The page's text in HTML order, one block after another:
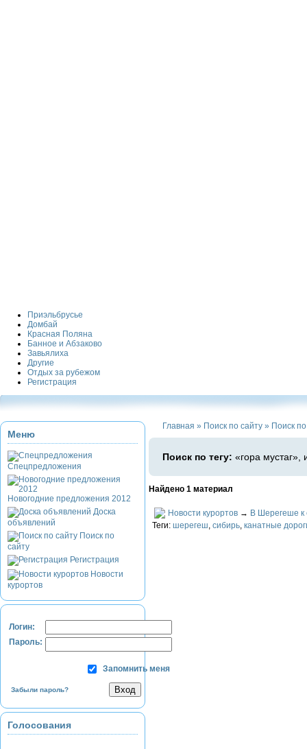
Приэльбрусье
Домбай
Красная Поляна
Банное и Абзаково
Завьялиха
Другие
Отдых за рубежом
Регистрация
Меню
Спецпредложения
Новогодние предложения 2012
Доска
объявлений
Поиск по
сайту
Регистрация
Новости
курортов
Логин:
Пароль:
Запомнить меня
Забыли пароль?
Голосования
Главная » Поиск по сайту » Поиск по
Поиск по тегу: «гора мустаг»,
Найдено 1 материал
Новости курортов → В Шерегеше к
Теги: шерегеш, сибирь, канатные